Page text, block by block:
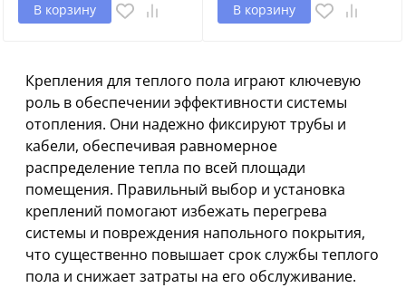
В корзину В корзину
Крепления для теплого пола играют ключевую
роль в обеспечении эффективности системы
отопления. Они надежно фиксируют трубы и
кабели, обеспечивая равномерное
распределение тепла по всей площади
помещения. Правильный выбор и установка
креплений помогают избежать перегрева
системы и повреждения напольного покрытия,
что существенно повышает срок службы теплого
пола и снижает затраты на его обслуживание.